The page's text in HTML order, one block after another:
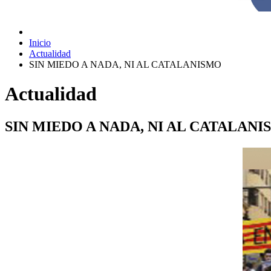
Inicio
Actualidad
SIN MIEDO A NADA, NI AL CATALANISMO
Actualidad
SIN MIEDO A NADA, NI AL